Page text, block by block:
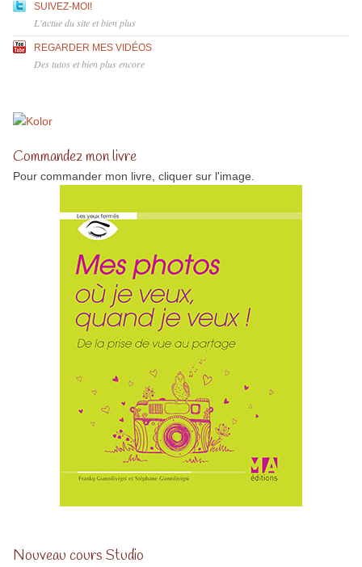
SUIVEZ-MOI!
L'actue du site et bien plus
REGARDER MES VIDÉOS
Des tutos et bien plus encore
Commandez mon livre
Pour commander mon livre, cliquer sur l'image.
Nouveau cours Studio